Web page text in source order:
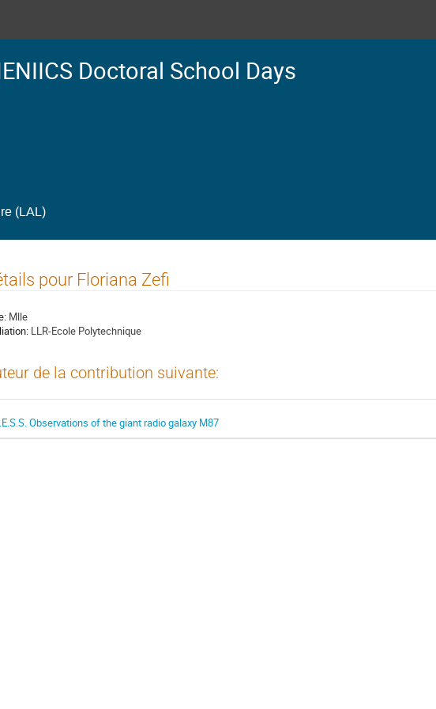
Doctoral School Days
(LAL)
pour Floriana Zefi
Mlle
LLR-Ecole Polytechnique
de la contribution suivante:
Observations of the giant radio galaxy M87